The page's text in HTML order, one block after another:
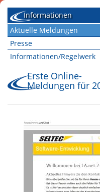
Informationen
Aktuelle Meldungen
Presse
Informationen/Regelwerk
Erste Online-
Meldungen für